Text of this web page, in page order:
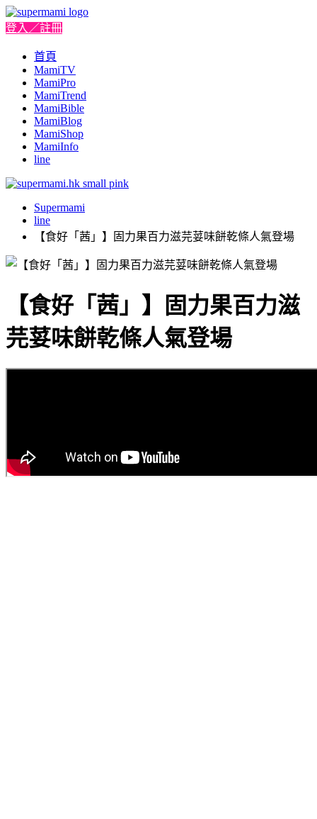
登入／註冊
首頁
MamiTV
MamiPro
MamiTrend
MamiBible
MamiBlog
MamiShop
MamiInfo
line
Supermami
line
【食好「茜」】固力果百力滋芫荽味餅乾條人氣登場
【食好「茜」】固力果百力滋
芫荽味餅乾條人氣登場